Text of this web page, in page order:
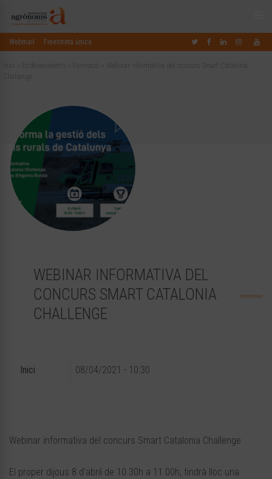
Webmail Finestreta única
WEBINAR INFORMATIVA DEL
CONCURS SMART CATALONIA
CHALLENGE
Inici 08/04/2021 - 10:30
Webinar informativa del concurs Smart Catalonia Challenge
El proper dijous 8 d’abril de 10.30h a 11.00h, tindrà lloc una